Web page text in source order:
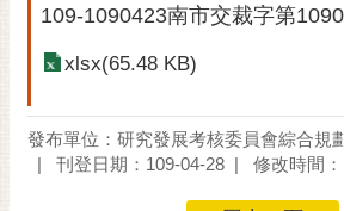
泉
桐
109-1090423南市交裁字第
xlsx(65.48 KB)
發布單位：研究發展考核委員會綜合規
刊登日期：109-04-28
修改時間